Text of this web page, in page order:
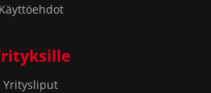
Käyttöehdot
Yritysliput